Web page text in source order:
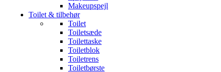
Makeupspejl
Toilet & tilbehør
Toilet
Toiletsæde
Toilettaske
Toiletblok
Toiletrens
Toiletbørste